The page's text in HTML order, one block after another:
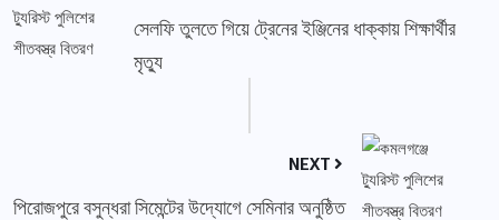
সেলফি তুলতে গিয়ে ট্রেনের ইঞ্জিনের ধাক্কায় শিক্ষার্থীর
মৃত্যু
NEXT
পিরোজপুরে বসুন্ধরা সিমেন্টের উদ্যোগে সেমিনার অনুষ্ঠিত